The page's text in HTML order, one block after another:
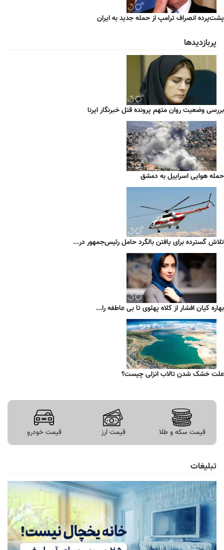
پشت‌پرده انصراف ترامپ از حمله جدید به ایران
پربازدیدها
بررسی وضعیت روان متهم پرونده قتل خبرنگار ایرنا
حمله هوایی اسراییل به دمشق
تلاش گسترده برای یافتن بالگرد حامل رئیس‌جمهور در...
بهاره کیان افشار از کلاه پهلوی تا بی عاطفه را...
علت خشک شدن تالاب انزلی چیست؟
قیمت سکه و طلا قیمت ارز قیمت خودرو
تبلیغات